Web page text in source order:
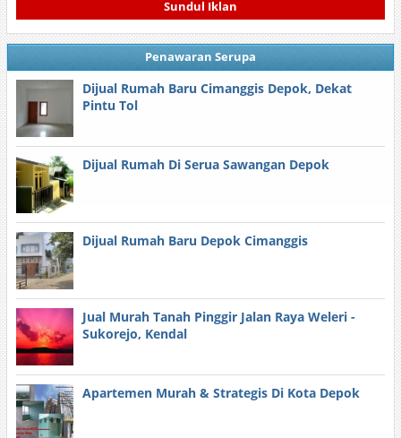
Sundul Iklan
Penawaran Serupa
Dijual Rumah Baru Cimanggis Depok, Dekat
Pintu Tol
Dijual Rumah Di Serua Sawangan Depok
Dijual Rumah Baru Depok Cimanggis
Jual Murah Tanah Pinggir Jalan Raya Weleri -
Sukorejo, Kendal
Apartemen Murah & Strategis Di Kota Depok